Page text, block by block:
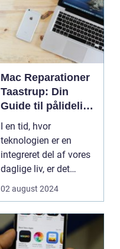
Mac Reparationer
Taastrup: Din
Guide til pålidelig
Service og
Support
I en tid, hvor
teknologien er en
integreret del af vores
daglige liv, er det
vigtigt at sikre, at vo...
02 august 2024